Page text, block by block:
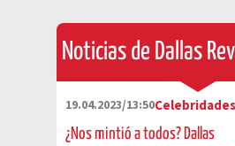
Noticias de Dallas
19.04.2023/13:50Celebridades
¿Nos mintió a todos? Dallas